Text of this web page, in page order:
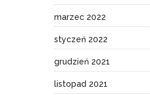
marzec 2022
styczeń 2022
grudzień 2021
listopad 2021